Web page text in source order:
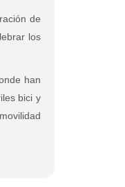
de
los
han
bici y